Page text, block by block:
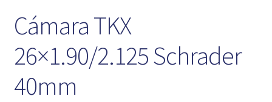
Cámara TKX
26×1.90/2.125 Schrader
40mm